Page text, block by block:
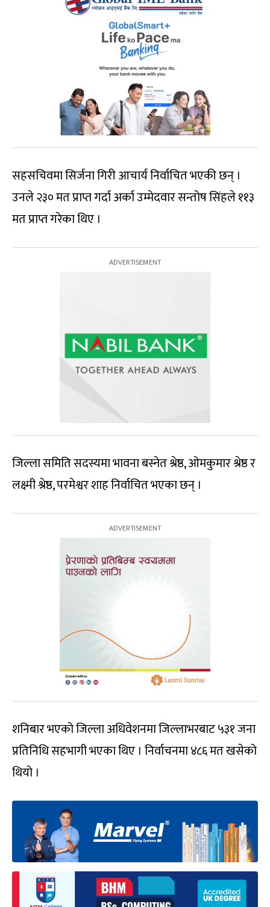
सहसचिवमा सिर्जना गिरी आचार्य निर्वाचित भएकी छन् ।
उनले २३० मत प्राप्त गर्दा अर्का उम्मेदवार सन्तोष सिंहले ११३
मत प्राप्त गरेका थिए ।
जिल्ला समिति सदस्यमा भावना बस्नेत श्रेष्ठ, ओमकुमार श्रेष्ठ र
लक्ष्मी श्रेष्ठ, परमेश्वर शाह निर्वाचित भएका छन् ।
शनिबार भएको जिल्ला अधिवेशनमा जिल्लाभरबाट ५३१ जना
प्रतिनिधि सहभागी भएका थिए । निर्वाचनमा ४८६ मत खसेको
थियो ।